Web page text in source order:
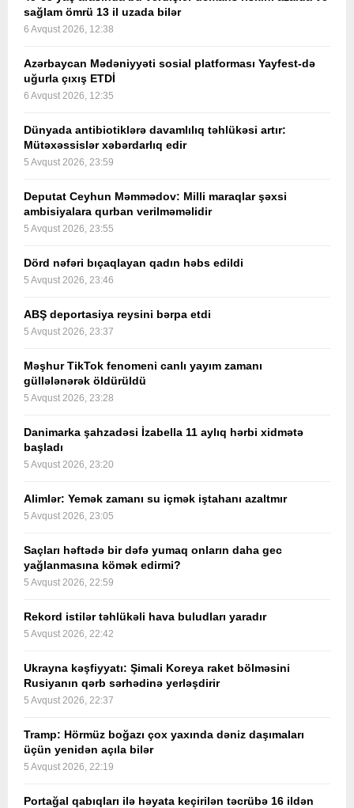
sağlam ömrü 13 il uzada bilər
6 Avqust 2026, 12:38
Azərbaycan Mədəniyyəti sosial platforması Yayfest-də
uğurla çıxış ETDİ
6 Avqust 2026, 12:35
Dünyada antibiotiklərə davamlılıq təhlükəsi artır:
Mütəxəssislər xəbərdarlıq edir
5 Avqust 2026, 23:59
Deputat Ceyhun Məmmədov: Milli maraqlar şəxsi
ambisiyalara qurban verilməməlidir
5 Avqust 2026, 23:55
Dörd nəfəri bıçaqlayan qadın həbs edildi
5 Avqust 2026, 23:46
ABŞ deportasiya reysini bərpa etdi
5 Avqust 2026, 23:37
Məşhur TikTok fenomeni canlı yayım zamanı
güllələnərək öldürüldü
5 Avqust 2026, 23:28
Danimarka şahzadəsi İzabella 11 aylıq hərbi xidmətə
başladı
5 Avqust 2026, 23:20
Alimlər: Yemək zamanı su içmək iştahanı azaltmır
5 Avqust 2026, 23:05
Saçları həftədə bir dəfə yumaq onların daha gec
yağlanmasına kömək edirmi?
5 Avqust 2026, 22:59
Rekord istilər təhlükəli hava buludları yaradır
5 Avqust 2026, 22:42
Ukrayna kəşfiyyatı: Şimali Koreya raket bölməsini
Rusiyanın qərb sərhədinə yerləşdirir
5 Avqust 2026, 22:37
Tramp: Hörmüz boğazı çox yaxında dəniz daşımaları
üçün yenidən açıla bilər
5 Avqust 2026, 22:19
Portağal qabıqları ilə həyata keçirilən təcrübə 16 ildən